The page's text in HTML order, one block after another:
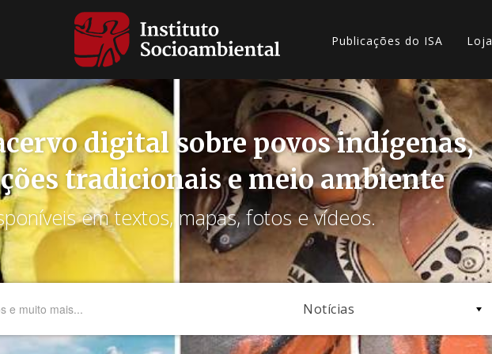
Publicações do ISA Loja
digital sobre povos indígenas,
tradicionais e meio ambiente
em textos, mapas, fotos e vídeos.
Notícias